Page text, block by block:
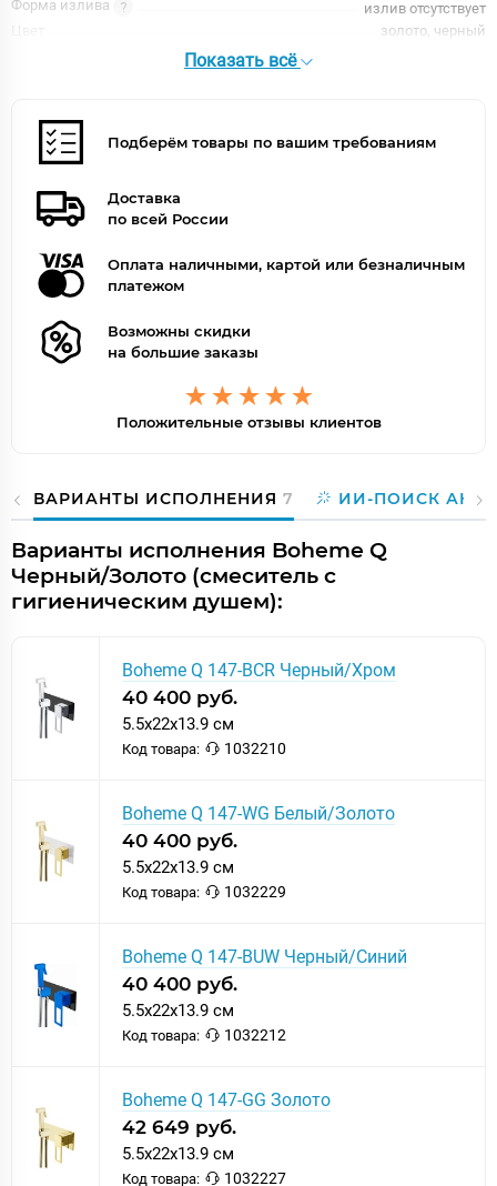
Форма излива
излив отсутствует
золото, черный
Показать всё
Подберём товары по вашим требованиям
Доставка
по всей России
Оплата наличными, картой или безналичным
платежом
Возможны скидки
на большие заказы
Положительные отзывы клиентов
ВАРИАНТЫ ИСПОЛНЕНИЯ 7 ИИ-ПОИСК
Варианты исполнения Boheme Q
Черный/Золото (смеситель с
гигиеническим душем):
Boheme Q 147-BCR Черный/Хром
40 400 руб.
5.5x22x13.9 см
Код товара: 1032210
Boheme Q 147-WG Белый/Золото
40 400 руб.
5.5x22x13.9 см
Код товара: 1032229
Boheme Q 147-BUW Черный/Синий
40 400 руб.
5.5x22x13.9 см
Код товара: 1032212
Boheme Q 147-GG Золото
42 649 руб.
5.5x22x13.9 см
Код товара: 1032227